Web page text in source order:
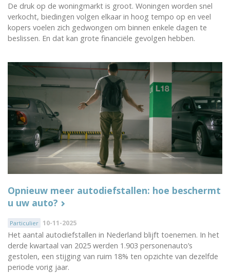
De druk op de woningmarkt is groot. Woningen worden snel
verkocht, biedingen volgen elkaar in hoog tempo op en veel
kopers voelen zich gedwongen om binnen enkele dagen te
beslissen. En dat kan grote financiële gevolgen hebben.
Opnieuw meer autodiefstallen: hoe beschermt
u uw auto?
Particulier 10-11-2025
Het aantal autodiefstallen in Nederland blijft toenemen. In het
derde kwartaal van 2025 werden 1.903 personenauto’s
gestolen, een stijging van ruim 18% ten opzichte van dezelfde
periode vorig jaar.